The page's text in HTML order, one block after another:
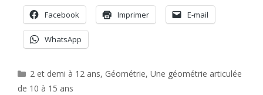
Facebook Imprimer E-mail
WhatsApp
Catégories
2 et demi à 12 ans, Géométrie,Une géométrie articulée
de 10 à 15 ans